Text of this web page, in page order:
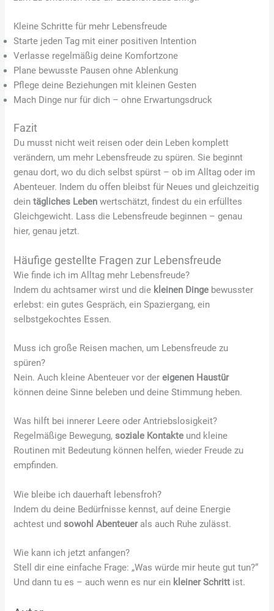
Kleine Schritte für mehr Lebensfreude
Starte jeden Tag mit einer positiven Intention
Verlasse regelmäßig deine Komfortzone
Plane bewusste Pausen ohne Ablenkung
Pflege deine Beziehungen mit kleinen Gesten
Mach Dinge nur für dich – ohne Erwartungsdruck
Fazit
Du musst nicht weit reisen oder dein Leben komplett
verändern, um mehr Lebensfreude zu spüren. Sie beginnt
genau dort, wo du dich selbst spürst – ob im Alltag oder im
Abenteuer. Indem du offen bleibst für Neues und gleichzeitig
deintägliches Leben wertschätzt, findest du ein erfülltes
Gleichgewicht. Lass die Lebensfreude beginnen – genau
hier, genau jetzt.
Häufige gestellte Fragen zur Lebensfreude
Wie finde ich im Alltag mehr Lebensfreude?
Indem du achtsamer wirst und die kleinen Dinge bewusster
erlebst: ein gutes Gespräch, ein Spaziergang, ein
selbstgekochtes Essen.
Muss ich große Reisen machen, um Lebensfreude zu
spüren?
Nein. Auch kleine Abenteuer vor dereigenen Haustür
können deine Sinne beleben und deine Stimmung heben.
Was hilft bei innerer Leere oder Antriebslosigkeit?
Regelmäßige Bewegung,soziale Kontakte und kleine
Routinen mit Bedeutung können helfen, wieder Freude zu
empfinden.
Wie bleibe ich dauerhaft lebensfroh?
Indem du deine Bedürfnisse kennst, auf deine Energie
achtest undsowohl Abenteuerals auch Ruhe zulässt.
Wie kann ich jetzt anfangen?
Stell dir eine einfache Frage: „Was würde mir heute gut tun?“
Und dann tu es – auch wenn es nur ein kleiner Schritt ist.